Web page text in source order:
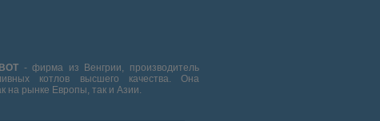
- фирма из Венгрии, производитель
котлов высшего качества. Она
на рынке Европы, так и Азии.